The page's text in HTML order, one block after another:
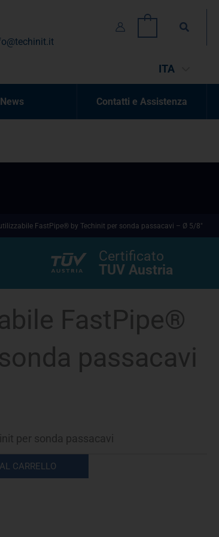
Cerca
ITA
News Contatti e Assistenza
FastPipe® by Techinit per sonda passacavi – Ø 5/8″
Certificato
TUV Austria
FastPipe®
passacavi
per sonda passacavi
CARRELLO